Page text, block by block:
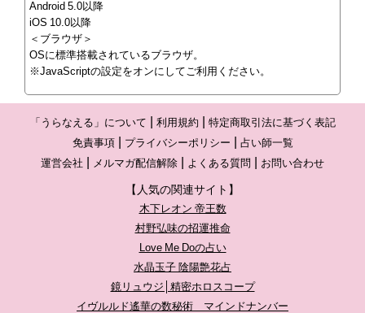
Android 5.0以降
iOS 10.0以降
＜ブラウザ＞
OSに標準搭載されているブラウザ。
※JavaScriptの設定をオンにしてご利用ください。
「うらなえる」について 利用規約
特定商取引法に基づく表記
免責事項
プライバシーポリシー
占い師一覧
運営会社
メルマガ配信解除 よくある質問 お問い合わせ
【人気の関連サイト】
木下レオン 帝王数
村野弘味の招運推命
Love Me Doの占い
水晶玉子 陰陽艶花占
鏡リュウジ│精密ホロスコープ
イヴルルド遙華の数秘術 マインドナンバー